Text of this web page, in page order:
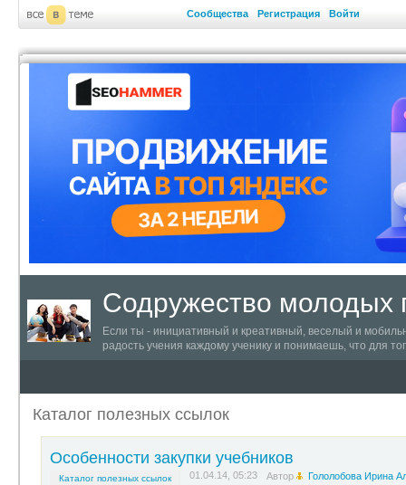
Сообщества Регистрация Войти
Содружество молодых
Если ты - инициативный и креативный, веселый и
радость учения каждому ученику и понимаешь, что для
Каталог полезных ссылок
Особенности закупки учебников
Каталог полезных ссылок 01.04.14, 05:23 Автор Гололобова Ирина